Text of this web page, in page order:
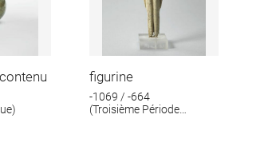
figurine
-1069 / -664
(Troisième Période